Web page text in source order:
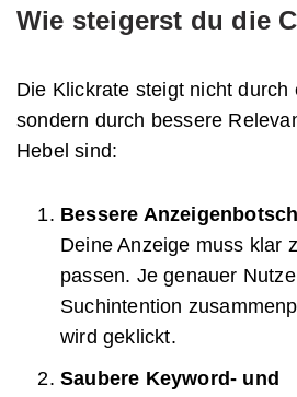
Wie steigerst du die
Die Klickrate steigt nicht durch
sondern durch bessere
Hebel sind:
Bessere
Deine Anzeige muss klar
passen. Je genauer
Suchintention
wird geklickt.
Saubere Keyword- und